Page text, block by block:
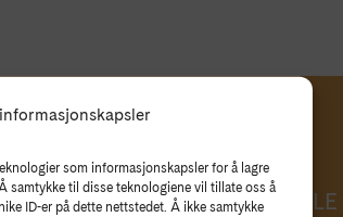
som informasjonskapsler for å lagre
samtykke til disse teknologiene vil tillate oss å
ID-er på dette nettstedet. Å ikke samtykke